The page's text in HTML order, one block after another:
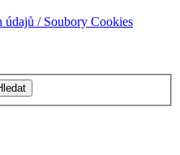
údajů / Soubory Cookies